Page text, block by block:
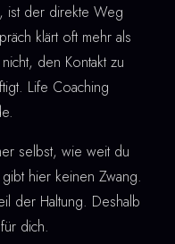
ist der direkte Weg
klärt oft mehr als
den Kontakt zu
Life Coaching
selbst, wie weit du
hier keinen Zwang.
der Haltung. Deshalb
dich.